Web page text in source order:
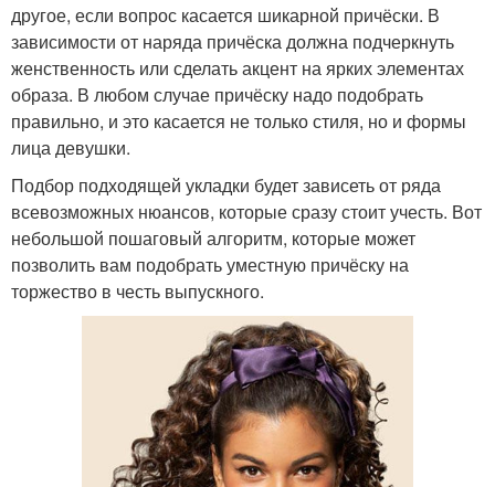
другое, если вопрос касается шикарной причёски. В
зависимости от наряда причёска должна подчеркнуть
женственность или сделать акцент на ярких элементах
образа. В любом случае причёску надо подобрать
правильно, и это касается не только стиля, но и формы
лица девушки.
Подбор подходящей укладки будет зависеть от ряда
всевозможных нюансов, которые сразу стоит учесть. Вот
небольшой пошаговый алгоритм, которые может
позволить вам подобрать уместную причёску на
торжество в честь выпускного.